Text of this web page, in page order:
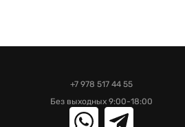
+7 978 517 44 55
Без выходных 9:00-18:00